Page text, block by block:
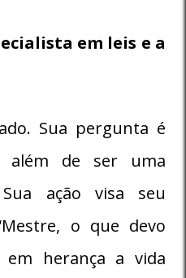
em leis e a
Sua pergunta é
além de ser uma
ação visa seu
o que devo
herança a vida